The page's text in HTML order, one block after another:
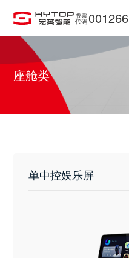
股票
代码 001266
座舱类
单中控娱乐屏